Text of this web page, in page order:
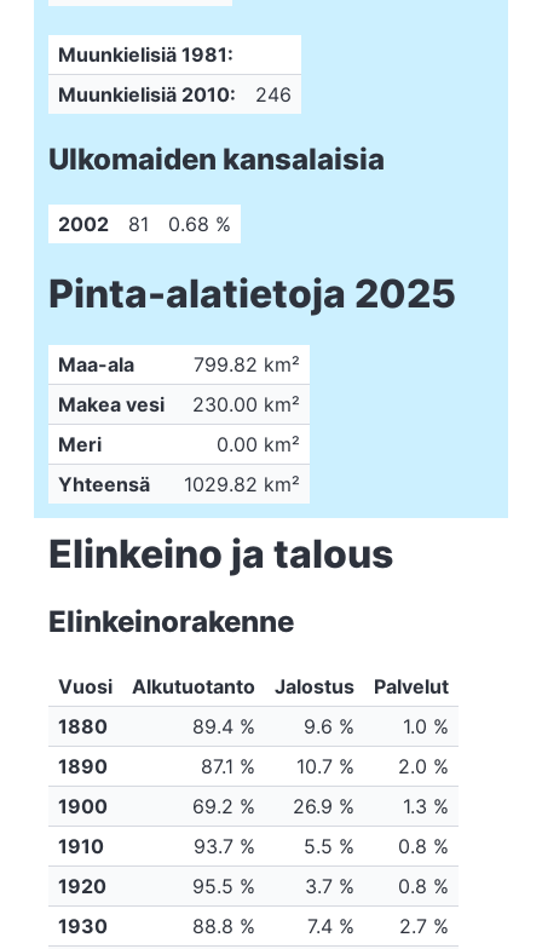
Muunkielisiä 1981:
Muunkielisiä 2010:
246
Ulkomaiden kansalaisia
2002 81 0.68 %
Pinta-alatietoja 2025
Maa-ala
799.82 km²
Makea vesi
230.00 km²
Meri
0.00 km²
Yhteensä
1029.82 km²
Elinkeino ja talous
Elinkeinorakenne
Vuosi Alkutuotanto Jalostus
Palvelut
1880
89.4 % 9.6 %
1.0 %
1890
87.1 % 10.7 %
2.0 %
1900
69.2 % 26.9 %
1.3 %
1910
93.7 % 5.5 %
0.8 %
1920
95.5 % 3.7 %
0.8 %
1930
88.8 % 7.4 % 2.7 %